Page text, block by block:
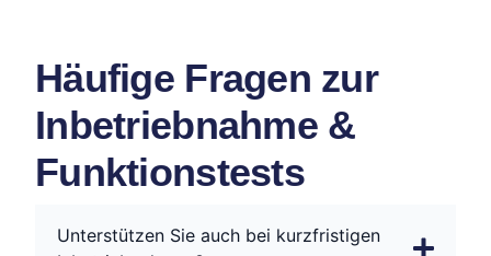
Häufige Fragen zur
Inbetriebnahme &
Funktionstests
Unterstützen Sie auch bei kurzfristigen